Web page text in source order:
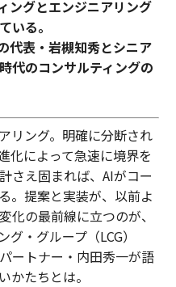
油価格が上昇した際、政
入し、EVを除外したた
おそらく、
番付に名を連ねるヤゲオ
ていたことではないだろ
課題に
ストに直面した際、交通
氏は、近い将来に改訂が
。これらの規制の改訂
格上昇、そして自転車や
ングとエンジニアリング
いる。
代表・岩槻知秀とシニア
代のコンサルティングの
リング。明確に分断され
化によって急速に境界を
さえ固まれば、AIがコー
。提案と実装が、以前よ
化の最前線に立つのが、
・グループ（LCG）
ートナー・内田秀一が語
かたちとは。